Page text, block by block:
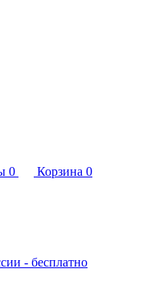
0 Корзина 0
- бесплатно